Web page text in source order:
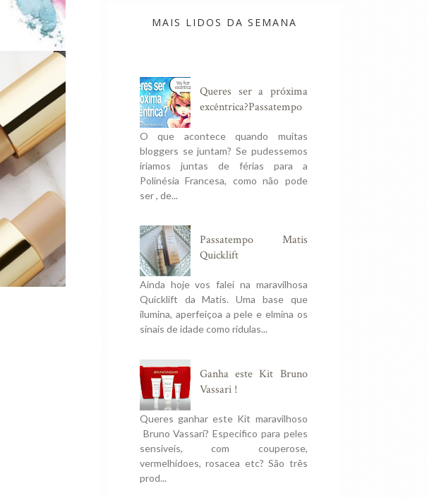
MAIS LIDOS DA SEMANA
Queres ser a próxima
excêntrica?Passatempo
O que acontece quando muitas
bloggers se juntam? Se pudessemos
iriamos juntas de férias para a
Polinésia Francesa, como não pode
ser , de...
Passatempo Matis
Quicklift
Ainda hoje vos falei na maravilhosa
Quicklift da Matis. Uma base que
ilumina, aperfeiçoa a pele e elmina os
sinais de idade como ridulas...
Ganha este Kit Bruno
Vassari !
Queres ganhar este Kit maravilhoso
Bruno Vassari? Especifico para peles
sensiveis, com couperose,
vermelhidoes, rosacea etc? São três
prod...